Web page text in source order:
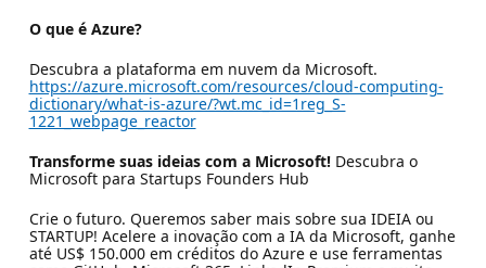
O que é Azure?
Descubra a plataforma em nuvem da Microsoft.
https://azure.microsoft.com/resources/cloud-computing-
dictionary/what-is-azure/?wt.mc_id=1reg_S-
1221_webpage_reactor
Transforme suas ideias com a Microsoft!Descubra o
Microsoft para Startups Founders Hub
Crie o futuro. Queremos saber mais sobre sua IDEIA ou
STARTUP! Acelere a inovação com a IA da Microsoft, ganhe
até US$ 150.000 em créditos do Azure e use ferramentas